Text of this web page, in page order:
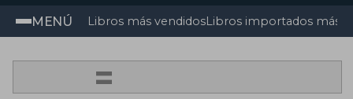
MENÚ Libros más vendidosLibros importados más
=